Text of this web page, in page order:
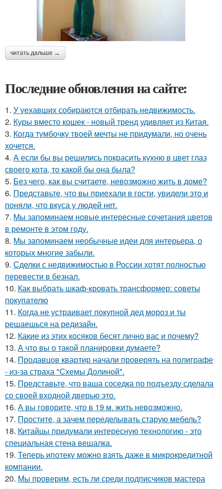
читать дальше →
Последние обновления на сайте:
1. У уехавших собираются отбирать недвижимость.
2. Куры вместо кошек - новый тренд удивляет из Китая.
3. Когда тумбочку твоей мечты не придумали, но очень
хочется.
4. А если бы вы решились покрасить кухню в цвет глаз
своего кота, то какой бы она была?
5. Без чего, как вы считаете, невозможно жить в доме?
6. Представьте, что вы приехали в гости, увидели это и
поняли, что вкуса у людей нет.
7. Мы запоминаем новые интересные сочетания цветов
в ремонте в этом году.
8. Мы запоминаем необычные идеи для интерьера, о
которых многие забыли.
9. Сделки с недвижимостью в России хотят полностью
перевести в безнал.
10. Как выбрать шкаф-кровать трансформер: советы
покупателю
11. Когда не устраивает покупной дед мороз и ты
решаешься на редизайн.
12. Какие из этих косяков бесят лично вас и почему?
13. А что вы о такой планировки думаете?
14. Продавцов квартир начали проверять на полиграфе
- из-за страха "Схемы Долиной".
15. Представьте, что ваша соседка по подъезду сделала
со своей входной дверью это.
16. А вы говорите, что в 19 м. жить невозможно.
17. Простите, а зачем переделывать старую мебель?
18. Китайцы придумали интересную технологию - это
специальная стена вешалка.
19. Теперь ипотеку можно взять даже в микрокредитной
компании.
20. Мы проверим, есть ли среди подписчиков мастера